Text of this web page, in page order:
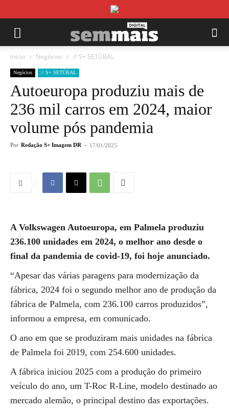
Início Negócios // S+ SETÚBAL
Negócios // S+ SETÚBAL
Autoeuropa produziu mais de
236 mil carros em 2024, maior
volume pós pandemia
Por Redação S+ Imagem DR - 17/01/2025
A Volkswagen Autoeuropa, em Palmela produziu
236.100 unidades em 2024, o melhor ano desde o
final da pandemia de covid-19, foi hoje anunciado.
“Apesar das várias paragens para modernização da
fábrica, 2024 foi o segundo melhor ano de produção da
fábrica de Palmela, com 236.100 carros produzidos”,
informou a empresa, em comunicado.
O ano em que se produziram mais unidades na fábrica
de Palmela foi 2019, com 254.600 unidades.
A fábrica iniciou 2025 com a produção do primeiro
veículo do ano, um T-Roc R-Line, modelo destinado ao
mercado alemão, o principal destino das exportações.